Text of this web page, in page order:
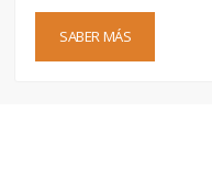
SABER MÁS